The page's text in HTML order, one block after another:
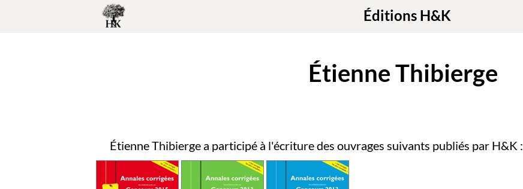
Éditions H&K
Étienne Thibierge
Étienne Thibierge a participé à l'écriture des ouvrages suivants publiés par H&K :